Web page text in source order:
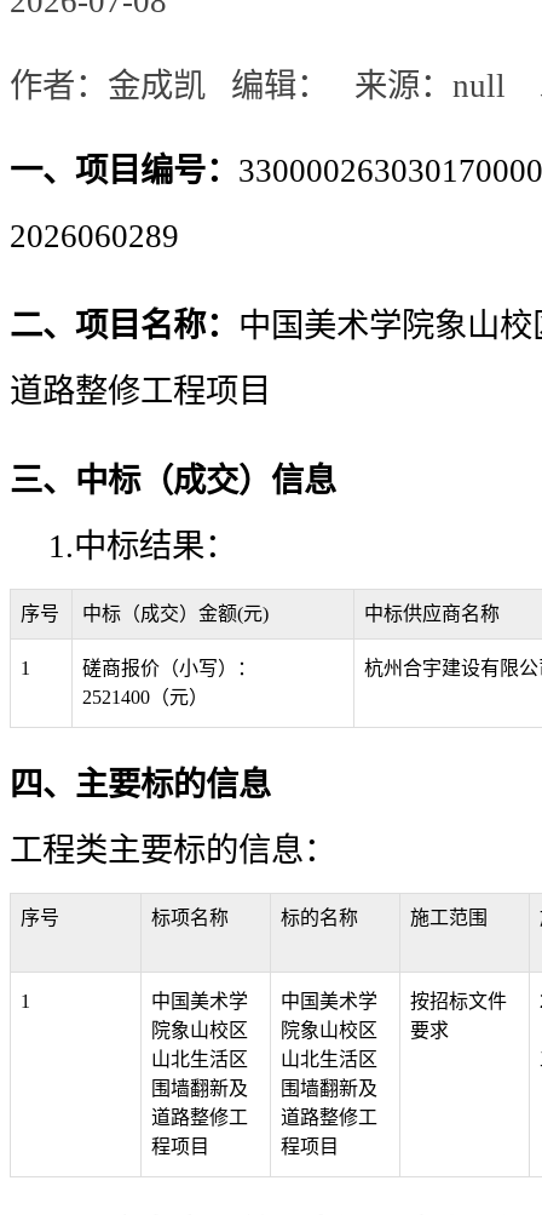
作者：金成凯 编辑： 来源：null
一、项目编号：
2026060289
二、项目名称： 中国美术学院象山
道路整修工程项目
三、中标（成交）信息
1.中标结果：
序号 中标（成交）金额(元) 中标供应商名称
1
磋商报价（小写）：
2521400（元）
杭州合宇建设有限公
四、主要标的信息
工程类主要标的信息：
序号 标项名称 标的名称 施工范围
1
中国美术学
院象山校区
山北生活区
围墙翻新及
道路整修工
程项目
中国美术学
院象山校区
山北生活区
围墙翻新及
道路整修工
程项目
按招标文件
要求